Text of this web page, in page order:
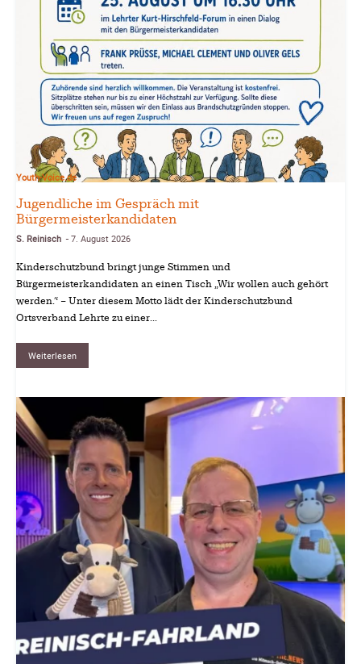
Youth-Voice.de
Jugendliche im Gespräch mit
Bürgermeisterkandidaten
S. Reinisch - 7. August 2026
Kinderschutzbund bringt junge Stimmen und
Bürgermeisterkandidaten an einen Tisch „Wir wollen auch gehört
werden.“ – Unter diesem Motto lädt der Kinderschutzbund
Ortsverband Lehrte zu einer...
Weiterlesen